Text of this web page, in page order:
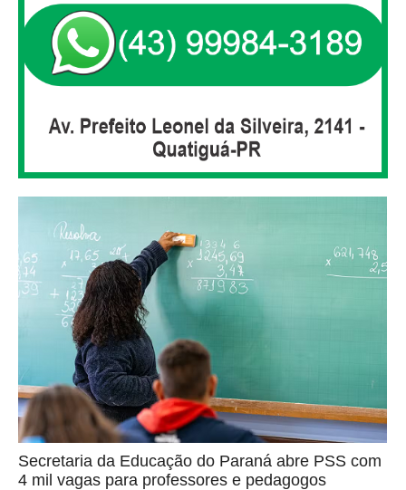
Secretaria da Educação do Paraná abre PSS com
4 mil vagas para professores e pedagogos